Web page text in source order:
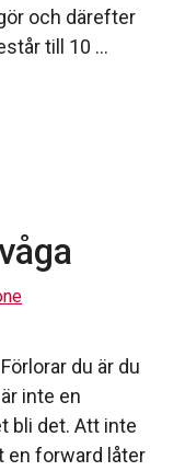
och därefter
till 10 …
du är du
inte en
bli det. Att inte
en forward låter